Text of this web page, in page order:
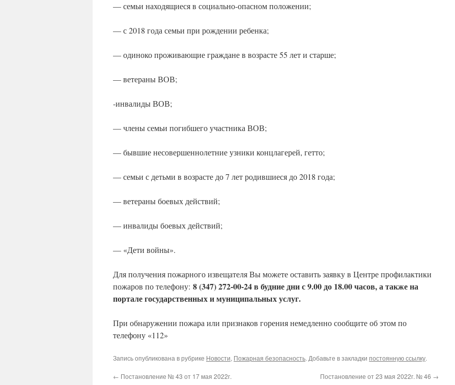
— семьи находящиеся в социально-опасном положении;
— с 2018 года семьи при рождении ребенка;
— одиноко проживающие граждане в возрасте 55 лет и старше;
— ветераны ВОВ;
-инвалиды ВОВ;
— члены семьи погибшего участника ВОВ;
— бывшие несовершеннолетние узники концлагерей, гетто;
— семьи с детьми в возрасте до 7 лет родившиеся до 2018 года;
— ветераны боевых действий;
— инвалиды боевых действий;
— «Дети войны».
Для получения пожарного извещателя Вы можете оставить заявку в Центре профилактики
пожаров по телефону: 8 (347) 272-00-24 в будние дни с 9.00 до 18.00 часов, а также на
портале государственных и муниципальных услуг.
При обнаружении пожара или признаков горения немедленно сообщите об этом по
телефону «112»
Запись опубликована в рубрике Новости, Пожарная безопасность. Добавьте в закладки постоянную ссылку.
← Постановление № 43 от 17 мая 2022г. Постановление от 23 мая 2022г. № 46 →